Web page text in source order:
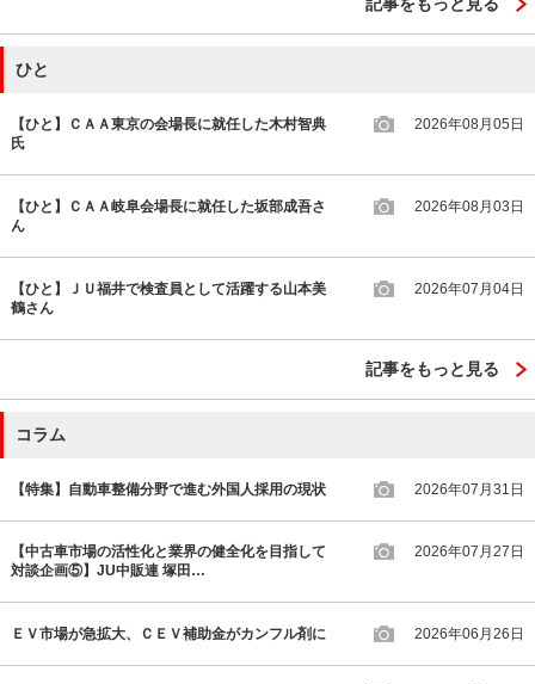
記事をもっと見る
ひと
【ひと】ＣＡＡ東京の会場長に就任した木村智典
氏
2026年08月05日
【ひと】ＣＡＡ岐阜会場長に就任した坂部成吾さ
ん
2026年08月03日
【ひと】ＪＵ福井で検査員として活躍する山本美
鶴さん
2026年07月04日
記事をもっと見る
コラム
【特集】自動車整備分野で進む外国人採用の現状 2026年07月31日
【中古車市場の活性化と業界の健全化を目指して
対談企画⑤】JU中販連 塚田…
2026年07月27日
ＥＶ市場が急拡大、ＣＥＶ補助金がカンフル剤に 2026年06月26日